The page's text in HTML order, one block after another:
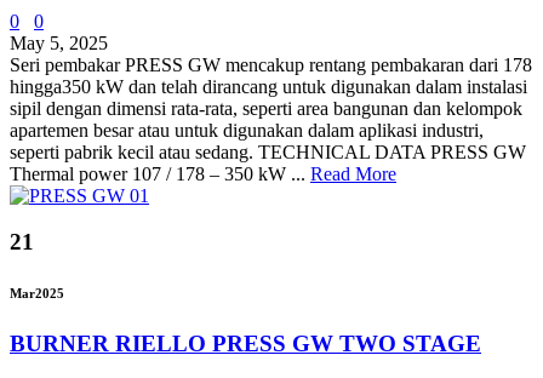
0
0
May 5, 2025
Seri pembakar PRESS GW mencakup rentang pembakaran dari 178
hingga350 kW dan telah dirancang untuk digunakan dalam instalasi
sipil dengan dimensi rata-rata, seperti area bangunan dan kelompok
apartemen besar atau untuk digunakan dalam aplikasi industri,
seperti pabrik kecil atau sedang. TECHNICAL DATA PRESS GW
Thermal power 107 / 178 – 350 kW ... Read More
21
Mar2025
BURNER RIELLO PRESS GW TWO STAGE